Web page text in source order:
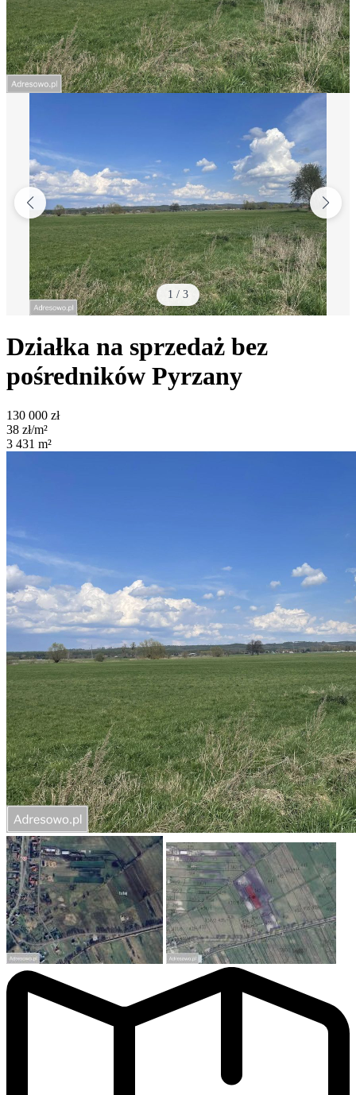
1 / 3
Działka na sprzedaż bez
pośredników Pyrzany
130 000 zł
38 zł/m²
3 431 m²